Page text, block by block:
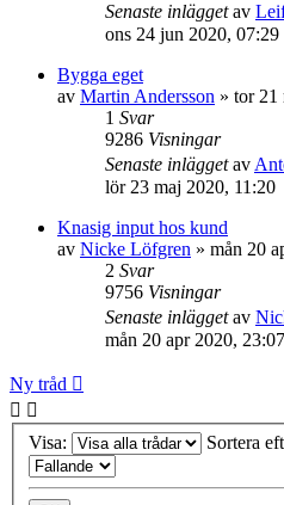
Senaste inläggetav
ons 24 jun 2020, 07:29
Bygga eget
av Martin Andersson » tor 21
1 Svar
9286 Visningar
Senaste inläggetav
lör 23 maj 2020, 11:20
Knasig input hos kund
av Nicke Löfgren » mån 20
2 Svar
9756 Visningar
Senaste inläggetav
mån 20 apr 2020, 23:07
Ny tråd
Visa: Sortera